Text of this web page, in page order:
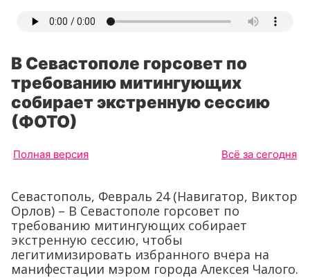
В Севастополе горсовет по
требованию митингующих
собирает экстренную сессию
(ФОТО)
Полная версия Всё за сегодня
Севастополь, Февраль 24 (Навигатор, Виктор
Орлов) – В Севастополе горсовет по
требованию митингующих собирает
экстренную сессию, чтобы
легитимизировать избранного вчера на
манифестации мэром города Алексея Чалого.